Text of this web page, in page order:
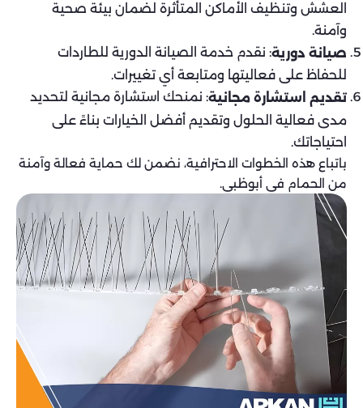
العشش وتنظيف الأماكن المتأثرة لضمان بيئة صحية
وآمنة.
صيانة دورية: نقدم خدمة الصيانة الدورية للطاردات
للحفاظ على فعاليتها ومتابعة أي تغييرات.
تقديم استشارة مجانية: نمنحك استشارة مجانية لتحديد
مدى فعالية الحلول وتقديم أفضل الخيارات بناءً على
احتياجاتك.
باتباع هذه الخطوات الاحترافية، نضمن لك حماية فعالة وآمنة
من الحمام في أبوظبي.